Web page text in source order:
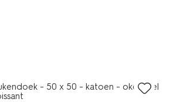
- 50 x 50 - katoen - okergeel